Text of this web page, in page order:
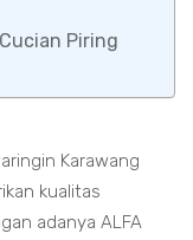
Piring
Karawang
kualitas
adanya ALFA